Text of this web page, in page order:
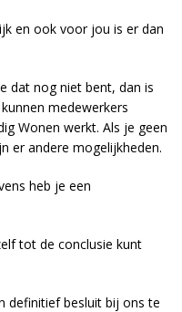
en ook voor jou is er dan
dat nog niet bent, dan is
medewerkers
Wonen werkt. Als je geen
er andere mogelijkheden.
heb je een
tot de conclusie kunt
definitief besluit bij ons te